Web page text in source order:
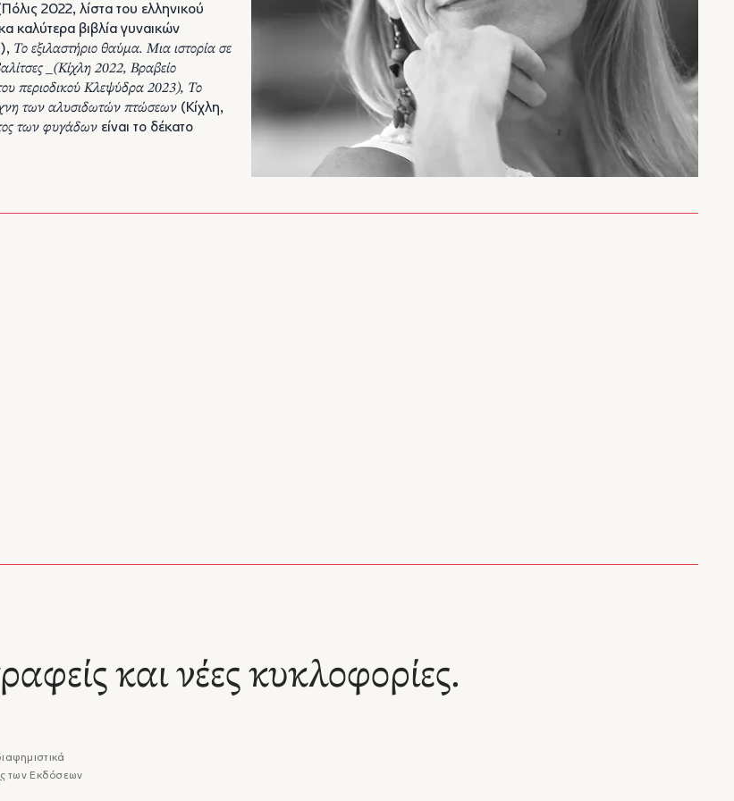
2022, λίστα του ελληνικού
καλύτερα βιβλία γυναικών
Το εξιλαστήριο θαύμα. Μια ιστορία σε
_(Κίχλη 2022, Βραβείο
περιοδικού Κλεψύδρα 2023), Το
των αλυσιδωτών πτώσεων (Κίχλη,
των φυγάδων είναι το δέκατο
και νέες κυκλοφορίες.
των Εκδόσεων